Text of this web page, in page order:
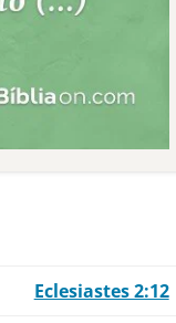
Eclesiastes 2:12